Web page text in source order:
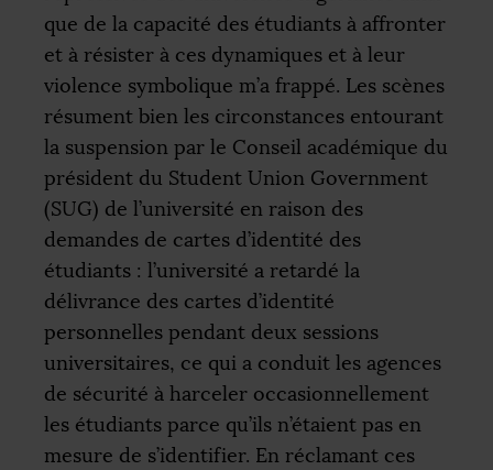
que de la capacité des étudiants à affronter
et à résister à ces dynamiques et à leur
violence symbolique m’a frappé. Les scènes
résument bien les circonstances entourant
la suspension par le Conseil académique du
président du Student Union Government
(SUG) de l’université en raison des
demandes de cartes d’identité des
étudiants : l’université a retardé la
délivrance des cartes d’identité
personnelles pendant deux sessions
universitaires, ce qui a conduit les agences
de sécurité à harceler occasionnellement
les étudiants parce qu’ils n’étaient pas en
mesure de s’identifier. En réclamant ces